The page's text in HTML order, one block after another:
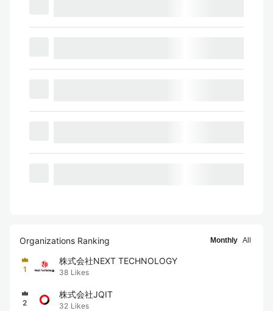
Organizations Ranking Monthly All
1
株式会社NEXT TECHNOLOGY
38 Likes
2
株式会社JQIT
32 Likes